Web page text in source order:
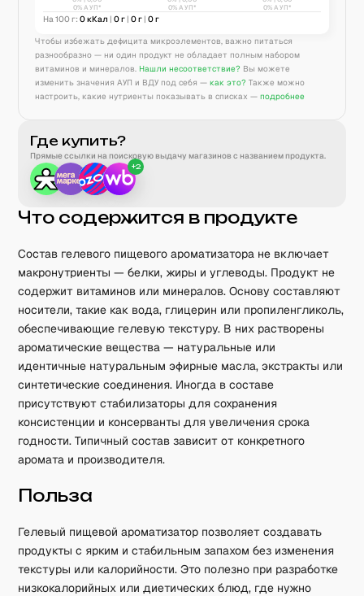
0% АУП*
0% АУП*
0% АУП*
На 100 г: 0кКал | 0г | 0г | 0г
Чтобы избежать дефицита микроэлементов, важно питаться
разнообразно — ни один продукт не обладает полным набором
витаминов и минералов. Нашли несоответствие? Вы можете
изменить значения АУП и ВДУ под себя — как это? Также можно
настроить, какие нутриенты показывать в списках — подробнее
Где купить?
Прямые ссылки на поисковую выдачу магазинов с названием продукта.
+2
Что содержится в продукте
Состав гелевого пищевого ароматизатора не включает
макронутриенты — белки, жиры и углеводы. Продукт не
содержит витаминов или минералов. Основу составляют
носители, такие как вода, глицерин или пропиленгликоль,
обеспечивающие гелевую текстуру. В них растворены
ароматические вещества — натуральные или
идентичные натуральным эфирные масла, экстракты или
синтетические соединения. Иногда в составе
присутствуют стабилизаторы для сохранения
консистенции и консерванты для увеличения срока
годности. Типичный состав зависит от конкретного
аромата и производителя.
Польза
Гелевый пищевой ароматизатор позволяет создавать
продукты с ярким и стабильным запахом без изменения
текстуры или калорийности. Это полезно при разработке
низкокалорийных или диетических блюд, где нужно